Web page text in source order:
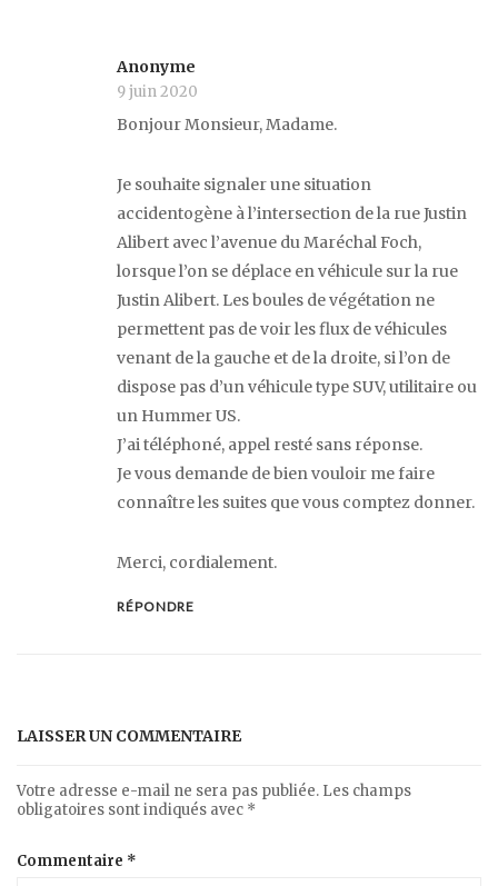
Anonyme
9 juin 2020
Bonjour Monsieur, Madame.
Je souhaite signaler une situation
accidentogène à l’intersection de la rue Justin
Alibert avec l’avenue du Maréchal Foch,
lorsque l’on se déplace en véhicule sur la rue
Justin Alibert. Les boules de végétation ne
permettent pas de voir les flux de véhicules
venant de la gauche et de la droite, si l’on de
dispose pas d’un véhicule type SUV, utilitaire ou
un Hummer US.
J’ai téléphoné, appel resté sans réponse.
Je vous demande de bien vouloir me faire
connaître les suites que vous comptez donner.
Merci, cordialement.
RÉPONDRE
LAISSER UN COMMENTAIRE
Votre adresse e-mail ne sera pas publiée. Les champs
obligatoires sont indiqués avec *
Commentaire *